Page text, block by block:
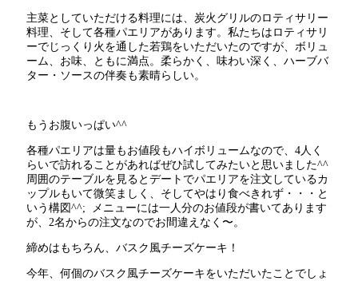
主菜としていただける料理には、炭火グリルのロティサリー
料理、そして各種パエリアがあります。私たちはロティサリ
ーでじっくり火を通した若鶏をいただいたのですが、ボリュ
ーム、お味、ともに満点。柔らかく、味わい深く、ハーブバ
ター・ソースの伴奏も素晴らしい。
もうお腹いっぱい^^
各種パエリアは量もお値段もハイボリュームなので、4人く
らいで訪れることがあればぜひ試してみたいと思いました^^
周囲のテーブルを見るとデートでパエリアを注文しているカ
ップルもいて微笑ましく、そしてやはり食べきれず・・・と
いう構図^^; メニューには一人分のお値段が書いてあります
が、2名からの注文なのでお間違えなく〜。
締めはもちろん、バスク風チーズケーキ！
今年、何個のバスク風チーズケーキをいただいたことでしょ